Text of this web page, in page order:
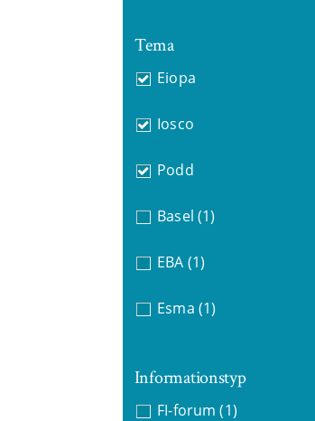
Tema
Eiopa
Iosco
Podd
Basel (1)
EBA (1)
Esma (1)
Informationstyp
FI-forum (1)